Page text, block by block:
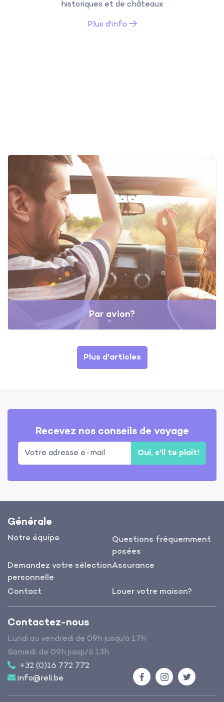
historiques et de châteaux
Plus d'info
Par avion?
Plus d'articles
Recevez nos conseils de voyage
Oui, s'il te plaît!
Générale
Notre équipe
Questions fréquemment
posées
Demandez votre sélection
personnelle
Assurance
Contact Louer votre maison?
Contactez-nous
Lundi au vendredi de 09h jusqu'à 17h
Samedi: de 09h jusqu'à 13h
+32 (0)16 772 772
info@reli.be
FacebookInstagramTwitter